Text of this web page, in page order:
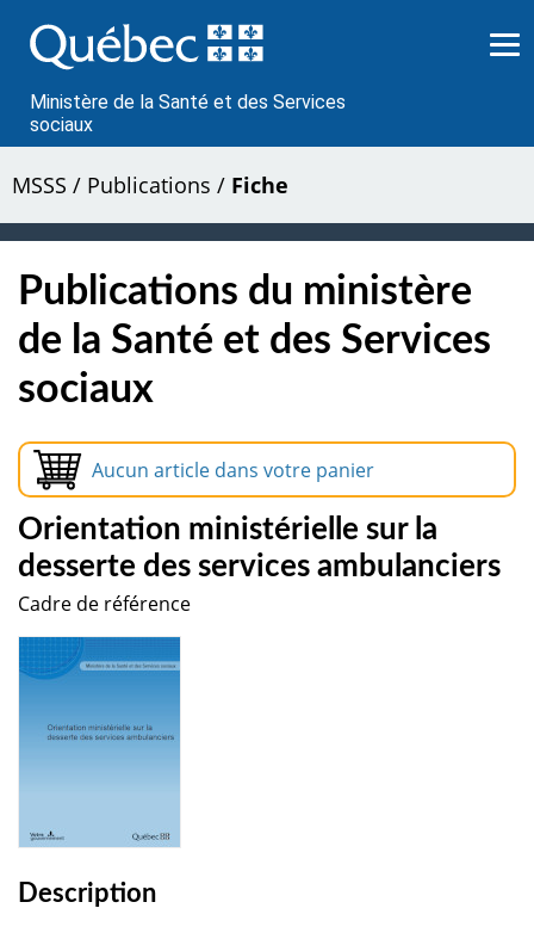
au
contenu
Ministère de la Santé et des Services
sociaux
MSSS / Publications / Fiche
Publications du ministère
de la Santé et des Services
sociaux
Aucun article dans votre panier
Orientation ministérielle sur la
desserte des services ambulanciers
Cadre de référence
Description